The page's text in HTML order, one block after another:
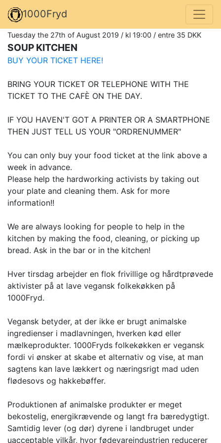
1000Fryd
Tuesday the 27th of August 2019 / kl 19:00 / entre 35 DKK
SOUP KITCHEN
BUY YOUR TICKET HERE!
BRING YOUR TICKET OR TELEPHONE WITH THE
TICKET TO THE CAFÈ ON THE DAY.
IF YOU HAVEN'T GOT A PRINTER OR A SMARTPHONE
THEN JUST TELL US YOUR "ORDRENUMMER"
You can only buy your food ticket at the link above a
week in advance.
Please help the hardworking activists by taking out
your plate and cleaning them. Ask for more
information!!
We are always looking for people to help in the
kitchen by making the food, cleaning, or picking up
bread. Ask in the bar or in the kitchen!
Hver tirsdag arbejder en flok frivillige og hårdtprøvede
aktivister på at lave vegansk folkekøkken på
1000Fryd.
Vegansk betyder, at der ikke er brugt animalske
ingredienser i madlavningen, hverken kød eller
mælkeprodukter. 1000Fryds folkekøkken er vegansk
fordi vi ønsker at skabe et alternativ og vise, at man
sagtens kan lave lækkert og næringsrigt mad uden
flødesovs og hakkebøffer.
Produktionen af animalske produkter er meget
bekostelig, energikrævende og langt fra bæredygtigt.
Samtidig lever (og dør) dyrene i landbruget under
uacceptable vilkår, hvor fødevareindustrien reducerer